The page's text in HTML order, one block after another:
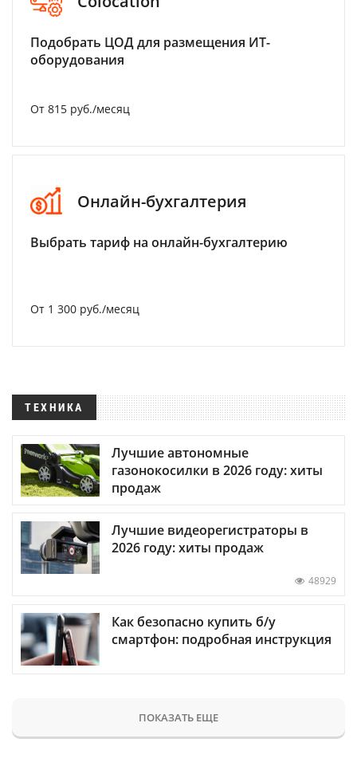
Подобрать ЦОД для размещения ИТ-
оборудования
От 815 руб./месяц
Онлайн-бухгалтерия
Выбрать тариф на онлайн-бухгалтерию
От 1 300 руб./месяц
ТЕХНИКА
Лучшие автономные
газонокосилки в 2026 году: хиты
продаж
Лучшие видеорегистраторы в
2026 году: хиты продаж
48929
Как безопасно купить б/у
смартфон: подробная инструкция
ПОКАЗАТЬ ЕЩЕ